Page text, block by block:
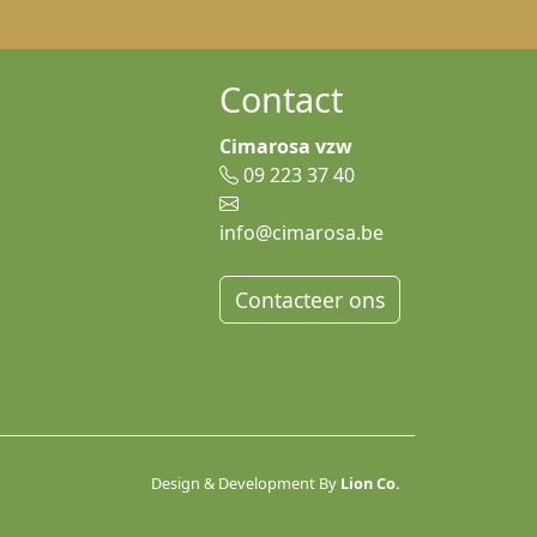
Contact
Cimarosa vzw
09 223 37 40
info@cimarosa.be
Contacteer ons
Design & Development By Lion Co.